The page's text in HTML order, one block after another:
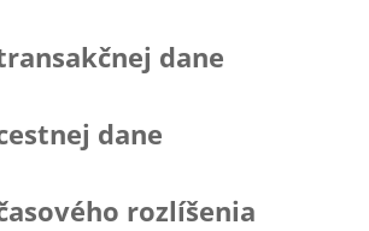
dane
dane
rozlíšenia